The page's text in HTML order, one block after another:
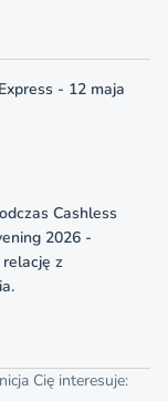
- 12 maja
Cashless
2026 -
z
Cię interesuje: